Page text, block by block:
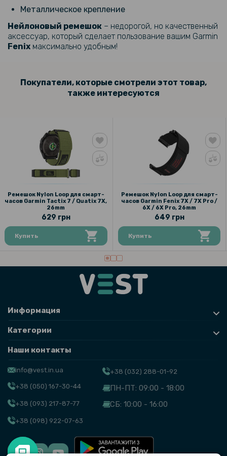
159 грн
199 грн
Металлическое крепление
Нейлоновый ремешок – недорогой, но качественный
аксессуар, который сделает пользование вашим Garmin
Fenix максимально удобным!
Покупатели, которые смотрели этот товар,
также интересуются
Ремешок Nylon Loop для смарт-
часов Garmin Tactix 7 / Quatix 7X,
26mm
629 грн
Купить
Ремешок Nylon Loop для смарт-
часов Garmin Fenix 7X / 7X Pro /
6X / 6X Pro, 26mm
649 грн
Купить
Информация
Категории
Наши контакты
info@vest.in.ua
+38 (050) 167-30-44
+38 (093) 217-87-77
+38 (098) 922-07-63
+38 (032) 288-01-92
ПН-ПТ: 09:00 - 18:00
СБ: 10:00 - 16:00